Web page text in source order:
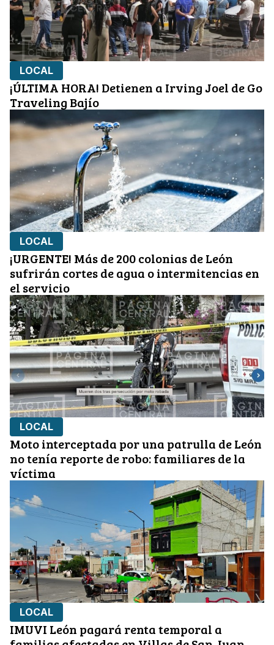
LOCAL
¡ÚLTIMA HORA! Detienen a Irving Joel de Go
Traveling Bajío
LOCAL
¡URGENTE! Más de 200 colonias de León
sufrirán cortes de agua o intermitencias en
el servicio
LOCAL
Moto interceptada por una patrulla de León
no tenía reporte de robo: familiares de la
víctima
LOCAL
IMUVI León pagará renta temporal a